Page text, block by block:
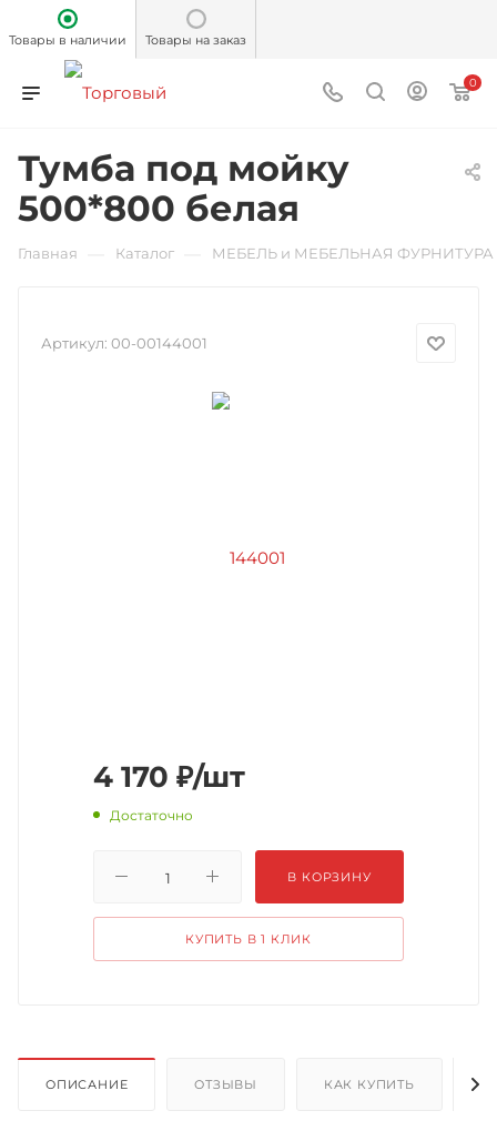
Товары в наличии Товары на заказ
0
Тумба под мойку
500*800 белая
Главная Каталог МЕБЕЛЬ и МЕБЕЛЬНАЯ ФУРНИТУРА
Артикул: 00-00144001
4 170 ₽/шт
Достаточно
В КОРЗИНУ
КУПИТЬ В 1 КЛИК
ОПИСАНИЕ ОТЗЫВЫ КАК КУПИТЬ